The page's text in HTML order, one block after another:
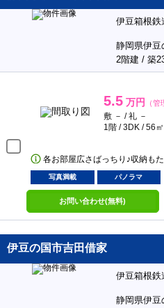
伊豆箱根鉄
静岡県伊豆
2階建 / 築
5.5 万円 （
敷 － / 礼 －
1階 / 3DK / 56㎡
各お部屋広さばっちり♪収納も
写真満載 パノラマ
お問い合わせ(無料)
伊豆の国市吉田借家
伊豆箱根鉄
静岡県伊豆